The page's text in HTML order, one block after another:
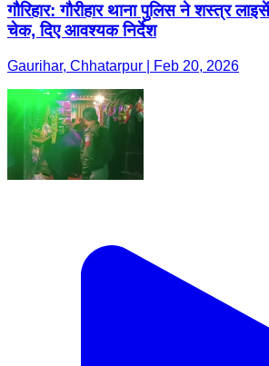
गौरिहार: गौरीहार थाना पुलिस ने शस्त्र
चेक, दिए आवश्यक निर्देश
Gaurihar, Chhatarpur | Feb 20, 2026